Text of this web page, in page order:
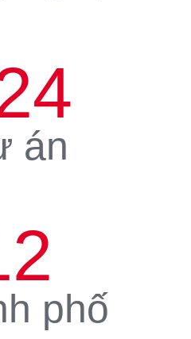
án
phố